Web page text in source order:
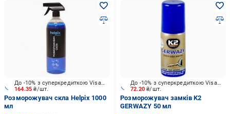
164.35₴/шт.
До -10% з суперкредиткою Visa Вигода
Розморожувач скла Helpix 1000
мл
72.20₴/шт.
До -10% з суперкредиткою Visa Вигода
Розморожувач замків K2
GERWAZY 50 мл